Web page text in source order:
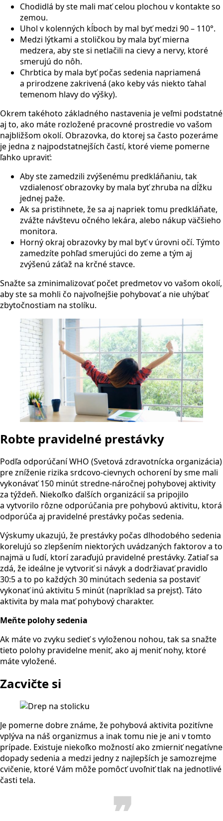
Chodidlá by ste mali mať celou plochou v kontakte so
zemou.
Uhol v kolenných kĺboch by mal byť medzi 90 – 110°.
Medzi lýtkami a stoličkou by mala byť mierna
medzera, aby ste si netlačili na cievy a nervy, ktoré
smerujú do nôh.
Chrbtica by mala byť počas sedenia napriamená
a prirodzene zakrivená (ako keby vás niekto ťahal
temenom hlavy do výšky).
Okrem takéhoto základného nastavenia je veľmi podstatné
aj to, ako máte rozložené pracovné prostredie vo vašom
najbližšom okolí. Obrazovka, do ktorej sa často pozeráme
je jedna z najpodstatnejších častí, ktoré vieme pomerne
ľahko upraviť:
Aby ste zamedzili zvýšenému predkláňaniu, tak
vzdialenosť obrazovky by mala byť zhruba na dĺžku
jednej paže.
Ak sa pristihnete, že sa aj napriek tomu predkláňate,
zvážte návštevu očného lekára, alebo nákup väčšieho
monitora.
Horný okraj obrazovky by mal byť v úrovni očí. Týmto
zamedzíte pohľad smerujúci do zeme a tým aj
zvýšenú záťaž na krčné stavce.
Snažte sa zminimalizovať počet predmetov vo vašom okolí,
aby ste sa mohli čo najvoľnejšie pohybovať a nie uhýbať
zbytočnostiam na stolíku.
Robte pravidelné prestávky
Podľa odporúčaní WHO (Svetová zdravotnícka organizácia)
pre zníženie rizika srdcovo-cievnych ochorení by sme mali
vykonávať 150 minút stredne-náročnej pohybovej aktivity
za týždeň. Niekoľko ďalších organizácií sa pripojilo
a vytvorilo rôzne odporúčania pre pohybovú aktivitu, ktorá
odporúča aj pravidelné prestávky počas sedenia.
Výskumy ukazujú, že prestávky počas dlhodobého sedenia
korelujú so zlepšením niektorých uvádzaných faktorov a to
najmä u ľudí, ktorí zaraďujú pravidelné prestávky. Zatiaľ sa
zdá, že ideálne je vytvoriť si návyk a dodržiavať pravidlo
30:5 a to po každých 30 minútach sedenia sa postaviť
vykonať inú aktivitu 5 minút (napríklad sa prejsť). Táto
aktivita by mala mať pohybový charakter.
Meňte polohy sedenia
Ak máte vo zvyku sedieť s vyloženou nohou, tak sa snažte
tieto polohy pravidelne meniť, ako aj meniť nohy, ktoré
máte vyložené.
Zacvičte si
Je pomerne dobre známe, že pohybová aktivita pozitívne
vplýva na náš organizmus a inak tomu nie je ani v tomto
prípade. Existuje niekoľko možností ako zmierniť negatívne
dopady sedenia a medzi jedny z najlepších je samozrejme
cvičenie, ktoré Vám môže pomôcť uvoľniť tlak na jednotlivé
časti tela.